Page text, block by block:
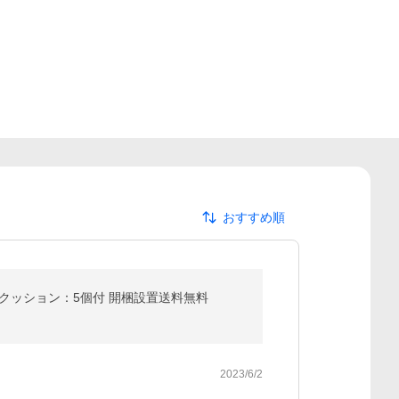
おすすめ順
ッション：5個付 開梱設置送料無料
2023/6/2